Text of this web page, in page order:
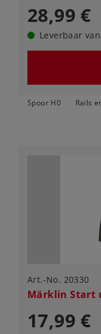
28,99 €
Leverbaar
Spoor H0 Rails
Art.-No. 20330
Märklin Start
17,99 €